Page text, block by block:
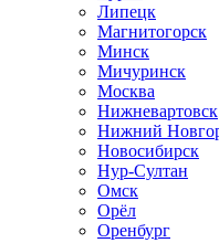
Липецк
Магнитогорск
Минск
Мичуринск
Москва
Нижневартовск
Нижний
Новосибирск
Нур-Султан
Омск
Орёл
Оренбург